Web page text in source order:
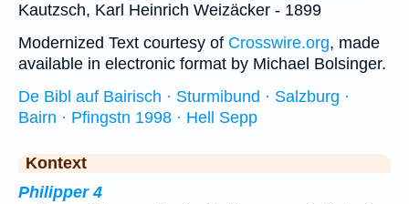
Kautzsch, Karl Heinrich Weizäcker - 1899
Modernized Text courtesy of Crosswire.org, made
available in electronic format by Michael Bolsinger.
De Bibl auf Bairisch · Sturmibund · Salzburg ·
Bairn · Pfingstn 1998 · Hell Sepp
Kontext
Philipper 4